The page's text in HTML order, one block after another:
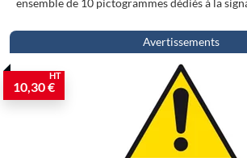
ensemble de 10 pictogrammes dédiés à la
Avertissements
10,30 €
HT